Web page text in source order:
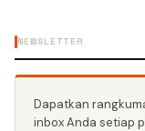
NEWSLETTER
Dapatkan
inbox Anda setiap